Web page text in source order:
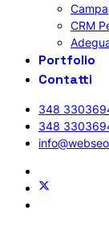
CRM
Portfolio
Contatti
348
348